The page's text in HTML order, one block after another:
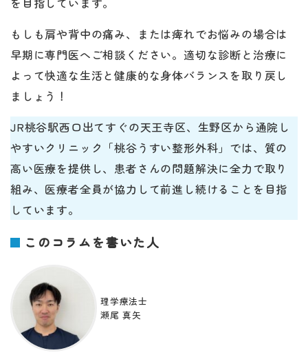
もしも肩や背中の痛み、または痺れでお悩みの場合は
早期に専門医へご相談ください。適切な診断と治療に
よって快適な生活と健康的な身体バランスを取り戻し
ましょう！
JR桃谷駅西口出てすぐの天王寺区、生野区から通院し
やすいクリニック「桃谷うすい整形外科」では、質の
高い医療を提供し、患者さんの問題解決に全力で取り
組み、医療者全員が協力して前進し続けることを目指
しています。
このコラムを書いた人
理学療法士
瀬尾 真矢